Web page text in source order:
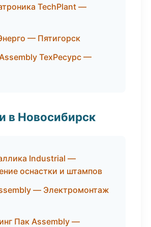
TechPlant —
— Пятигорск
ТехРесурс —
в Новосибирск
Industrial —
оснастки и штампов
— Электромонтаж
Пак Assembly —